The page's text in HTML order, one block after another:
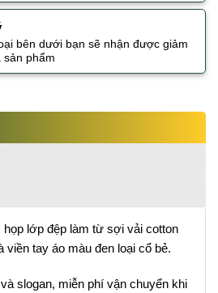
bên dưới bạn sẽ nhận được giảm
sản phẩm
họp lớp đệp làm từ sợi vải cotton
viền tay áo màu đen loại cổ bẻ.
slogan, miễn phí vận chuyển khi